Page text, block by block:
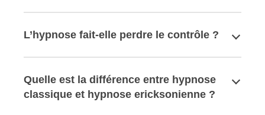
L’hypnose fait-elle perdre le contrôle ?
Quelle est la différence entre hypnose
classique et hypnose ericksonienne ?